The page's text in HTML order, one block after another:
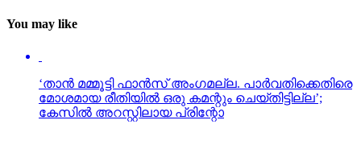
You may like
‘താന്‍ മമ്മൂട്ടി ഫാന്‍സ് അംഗമല്ല. പാര്‍വതിക്കെതിരെ
മോശമായ രീതിയില്‍ ഒരു കമന്റും ചെയ്തിട്ടില്ല’;
കേസില്‍ അറസ്റ്റിലായ പ്രിന്റോ